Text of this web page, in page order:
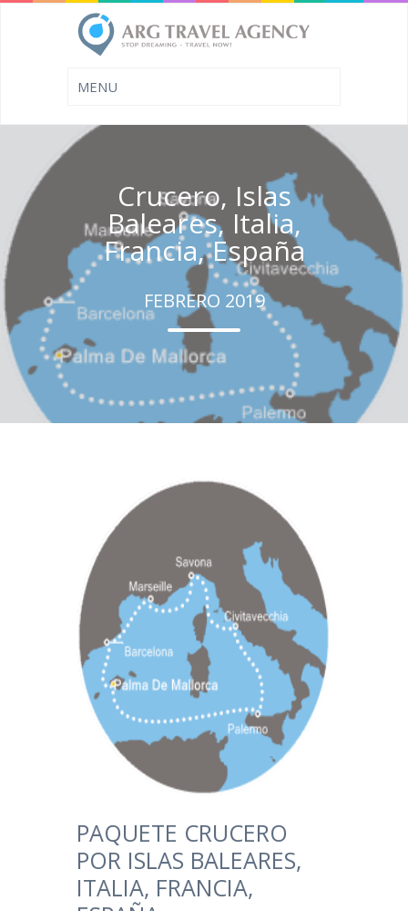
Crucero, Islas
Baleares, Italia,
Francia, España
FEBRERO 2019
PAQUETE CRUCERO
POR ISLAS BALEARES,
ITALIA, FRANCIA,